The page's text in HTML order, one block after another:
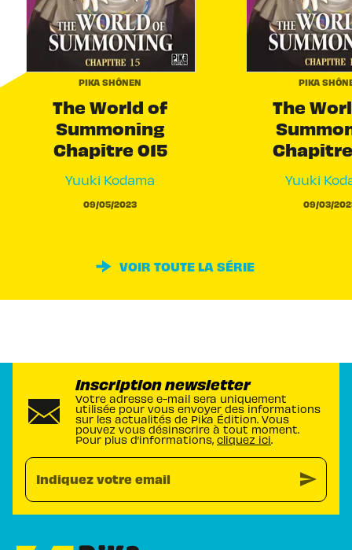
PIKA SHÔNEN
The World of
Summoning
Chapitre 015
Yuuki Kodama
09/05/2023
PIKA
The
Yuuki
09/03/
VOIR TOUTE LA SÉRIE
Inscription newsletter
Votre adresse e-mail sera uniquement
utilisée pour vous envoyer des informations
sur les actualités de Pika Édition. Vous
pouvez vous désinscrire à tout moment.
Pour plus d’informations, cliquez ici.
Indiquez votre email send